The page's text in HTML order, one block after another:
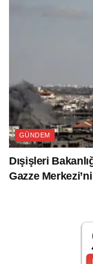
GÜNDEM
Dışişleri
Gazze